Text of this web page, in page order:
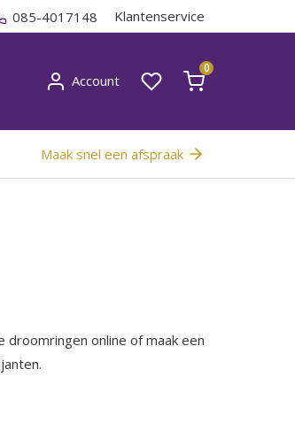
085-4017148 Klantenservice
Account
0
Maak snel een afspraak
droomringen online of maak een